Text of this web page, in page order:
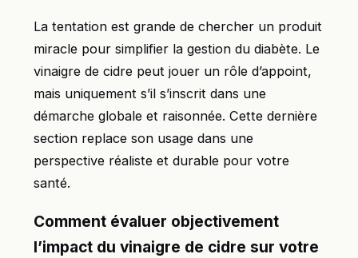
La tentation est grande de chercher un produit
miracle pour simplifier la gestion du diabète. Le
vinaigre de cidre peut jouer un rôle d’appoint,
mais uniquement s’il s’inscrit dans une
démarche globale et raisonnée. Cette dernière
section replace son usage dans une
perspective réaliste et durable pour votre
santé.
Comment évaluer objectivement
l’impact du vinaigre de cidre sur votre